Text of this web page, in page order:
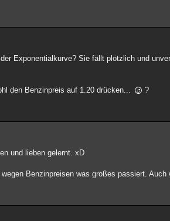
Exponentialkurve? Sie fällt plötzlich und
den Benzinpreis auf 1.20 drücken... ?
und lieben gelernt. xD
Benzinpreisen was großes passiert. Auch